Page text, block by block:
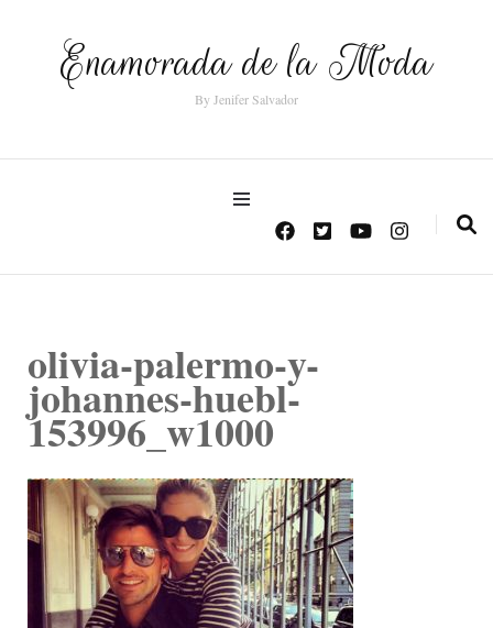
Enamorada de la Moda
By Jenifer Salvador
olivia-palermo-y-
johannes-huebl-
153996_w1000